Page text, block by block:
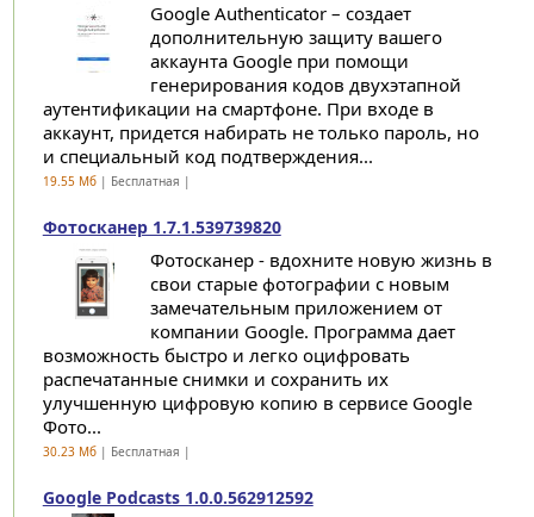
Google Authenticator – создает
дополнительную защиту вашего
аккаунта Google при помощи
генерирования кодов двухэтапной
аутентификации на смартфоне. При входе в
аккаунт, придется набирать не только пароль, но
и специальный код подтверждения...
19.55 Мб| Бесплатная |
Фотосканер 1.7.1.539739820
Фотосканер - вдохните новую жизнь в
свои старые фотографии с новым
замечательным приложением от
компании Google. Программа дает
возможность быстро и легко оцифровать
распечатанные снимки и сохранить их
улучшенную цифровую копию в сервисе Google
Фото...
30.23 Мб| Бесплатная |
Google Podcasts 1.0.0.562912592